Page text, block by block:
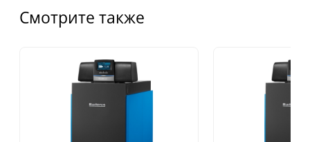
Смотрите также